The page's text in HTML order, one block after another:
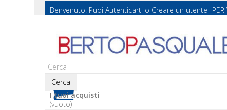
Benvenuto! Puoi Autenticarti o Creare un utente -PER
Cerca
I tuoi acquisti
(vuoto)